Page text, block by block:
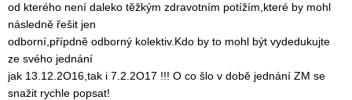
od kterého není daleko těžkým zdravotním potížím,které by mohl
následně řešit jen
odborní,přípdně odborný kolektiv.Kdo by to mohl být vydedukujte
ze svého jednání
jak 13.12.2O16,tak i 7.2.2O17 !!! O co šlo v době jednání ZM se
snažit rychle popsat!